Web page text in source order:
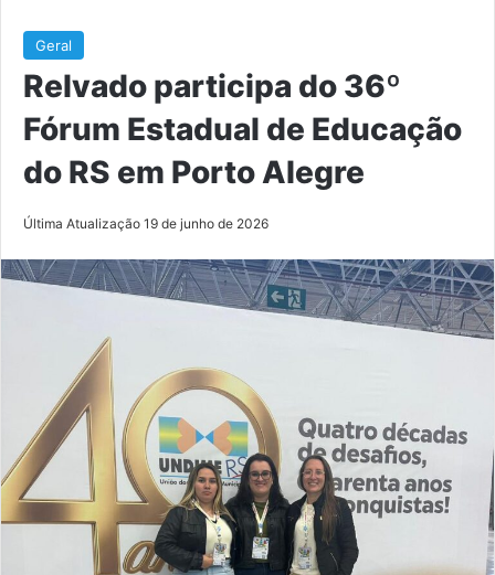
Geral
Relvado participa do 36º
Fórum Estadual de Educação
do RS em Porto Alegre
Última Atualização 19 de junho de 2026